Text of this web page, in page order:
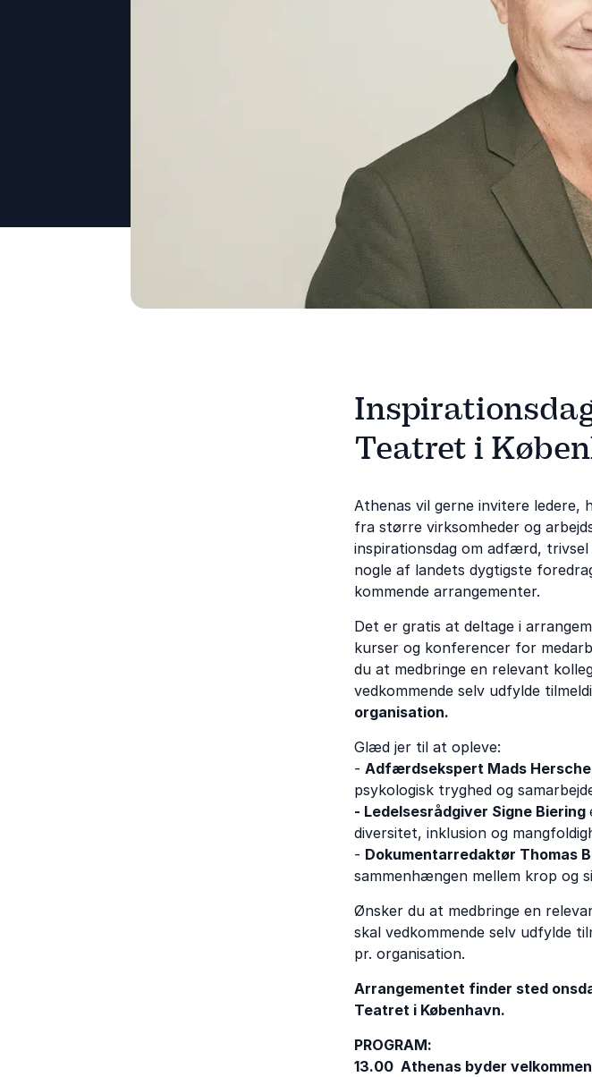
Teatret i
Athenas vil gerne invitere ledere,
fra større virksomheder og
inspirationsdag om adfærd,
nogle af landets dygtigste
kommende arrangementer.
Det er gratis at deltage i
kurser og konferencer for
du at medbringe en relevant
vedkommende selv udfylde
organisation.
Glæd jer til at opleve:
- Adfærdsekspert Mads
psykologisk tryghed og
- Ledelsesrådgiver Signe Biering
diversitet, inklusion og
- Dokumentarredaktør Thomas
sammenhængen mellem krop og
Ønsker du at medbringe en
skal vedkommende selv udfylde
pr. organisation.
Arrangementet finder sted
Teatret i København.
PROGRAM:
13.00 Athenas byder velkommen